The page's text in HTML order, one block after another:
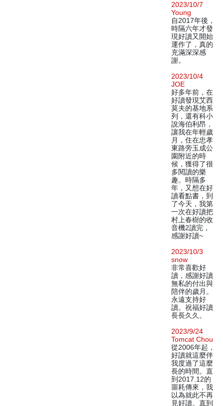
2023/10/7
Young
自2017年後，
時隔六年才發
現好讀又開始
運作了，真的
充滿深深感
謝。
2023/10/4
JOE
好多年前，在
好讀發現艾西
莫夫的基地系
列，還有科小
說海伯利昂，
讓我在年輕歲
月，住在忠孝
東路旁玉成公
園附近的時
候，獲得了很
多閱讀的樂
趣。時隔多
年，又想在好
讀看點書，到
了今天，我第
一次在好讀把
村上春樹的收
音機2讀完，
感謝好讀~
2023/10/3
snow
非常喜歡好
讀，感謝好讀
無私的付出與
陪伴的歲月。
永遠支持好
讀。祝福好讀
長長久久。
2023/9/24
Tomcat Chou
從2006年起，
好讀就這麼伴
我度過了這麼
長的時間。直
到2017.12的
噩耗傳來，我
以為就此不再
見好讀。直到